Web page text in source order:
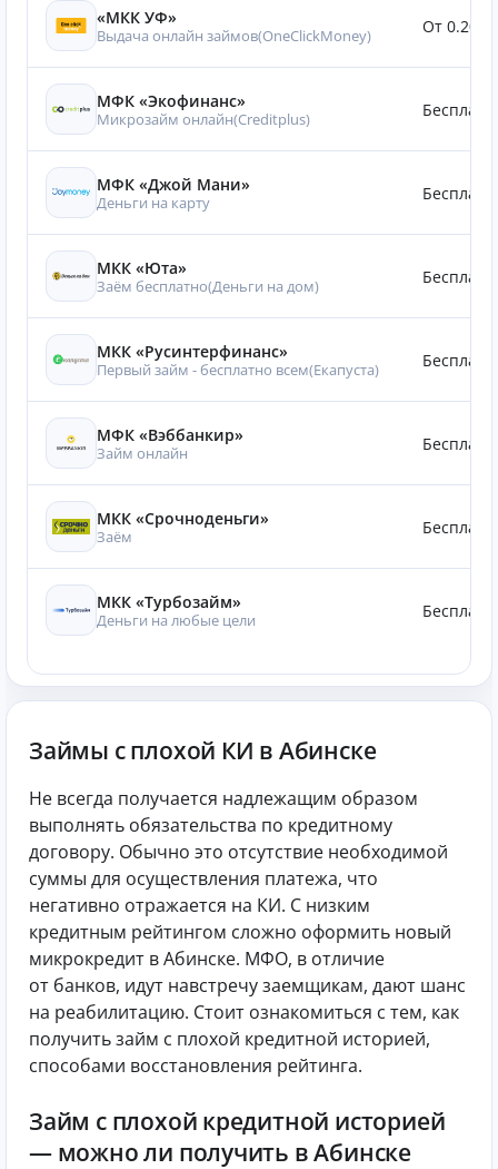
«МКК УФ»
Выдача онлайн займов(OneClickMoney) От 0.20%
МФК «Экофинанс»
Микрозайм онлайн(Creditplus)
МФК «Джой Мани»
Деньги на карту
МКК «Юта»
Заём бесплатно(Деньги на дом)
МКК «Русинтерфинанс»
Первый займ - бесплатно всем(Eкапуста)
МФК «Вэббанкир»
Займ онлайн
МКК «Срочноденьги»
Заём
МКК «Турбозайм»
Деньги на любые цели
Займы с плохой КИ в Абинске
Не всегда получается надлежащим образом
выполнять обязательства по кредитному
договору. Обычно это отсутствие необходимой
суммы для осуществления платежа, что
негативно отражается на КИ. С низким
кредитным рейтингом сложно оформить новый
микрокредит в Абинске. МФО, в отличие
от банков, идут навстречу заемщикам, дают шанс
на реабилитацию. Стоит ознакомиться с тем, как
получить займ с плохой кредитной историей,
способами восстановления рейтинга.
Займ с плохой кредитной историей
— можно ли получить в Абинске